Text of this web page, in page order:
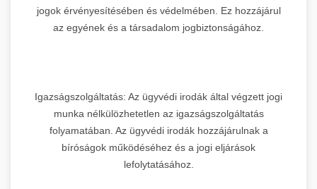
jogok érvényesítésében és védelmében. Ez hozzájárul
az egyének és a társadalom jogbiztonságához.
Igazságszolgáltatás: Az ügyvédi irodák által végzett jogi
munka nélkülözhetetlen az igazságszolgáltatás
folyamatában. Az ügyvédi irodák hozzájárulnak a
bíróságok működéséhez és a jogi eljárások
lefolytatásához.